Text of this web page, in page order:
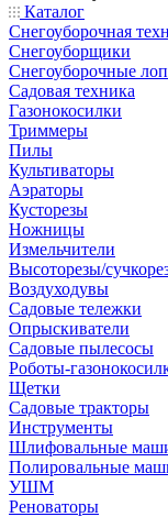
Каталог
Снегоуборочная
Снегоуборщики
Снегоуборочные
Садовая техника
Газонокосилки
Триммеры
Пилы
Культиваторы
Аэраторы
Кусторезы
Ножницы
Измельчители
Высоторезы/
Воздуходувы
Садовые тележки
Опрыскиватели
Садовые пылесосы
Роботы-
Щетки
Садовые тракторы
Инструменты
Шлифовальные
Полировальные
УШМ
Реноваторы